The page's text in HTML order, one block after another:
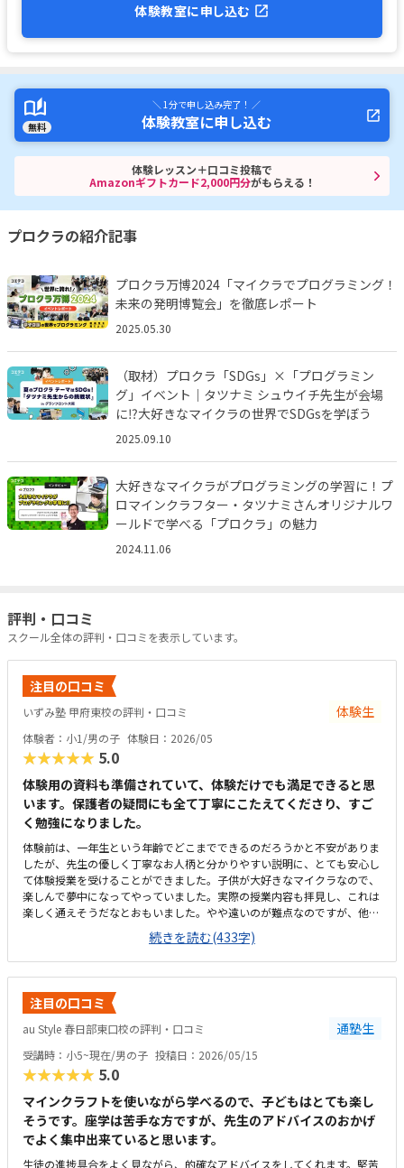
体験教室に申し込む
無料
＼ 1分で申し込み完了！ ／
体験教室に申し込む
体験レッスン＋口コミ投稿で
Amazonギフトカード2,000円分がもらえる！
プロクラの紹介記事
プロクラ万博2024「マイクラでプログラミング！
未来の発明博覧会」を徹底レポート
2025.05.30
（取材）プロクラ「SDGs」×「プログラミン
グ」イベント｜タツナミ シュウイチ先生が会場
に⁉︎大好きなマイクラの世界でSDGsを学ぼう
2025.09.10
大好きなマイクラがプログラミングの学習に！プ
ロマインクラフター・タツナミさんオリジナルワ
ールドで学べる「プロクラ」の魅力
2024.11.06
評判・口コミ
スクール全体の評判・口コミを表示しています。
注目の口コミ
いずみ塾 甲府東校の評判・口コミ 体験生
体験者：小1/男の子 体験日：2026/05
★★★★★ 5.0
体験用の資料も準備されていて、体験だけでも満足できると思
います。保護者の疑問にも全て丁寧にこたえてくださり、すご
く勉強になりました。
体験前は、一年生という年齢でどこまでできるのだろうかと不安がありま
したが、先生の優しく丁寧なお人柄と分かりやすい説明に、とても安心し
て体験授業を受けることができました。子供が大好きなマイクラなので、
楽しんで夢中になってやっていました。実際の授業内容も拝見し、これは
楽しく通えそうだなとおもいました。やや遠いのが難点なのですが、他の
生徒さんも遠くから通われてる方が多いようで、通いにくさがあっても通
わせたい教室の良さがあるのだろうなと感じました。教室は広くて、綺麗
でした。自習環境も整っていて、仕切られてもいるけれど、目が届くよう
な開放的な作りでもあり、考えられた環境だなと感じました。他のプログ
ラミング教室は月2回のところが多かったので、月謝としてみるとやや高
いようにも見受けられましたが、先生がつきっきりで教えてくださるの
で、内容から考えると安いのではと思いました。達成感を感じられるよう
いました。
続きを読む(433字)
注目の口コミ
au Style 春日部東口校の評判・口コミ 通塾生
受講時：小5~現在/男の子 投稿日：2026/05/15
★★★★★ 5.0
マインクラフトを使いながら学べるので、子どもはとても楽し
そうです。座学は苦手な方ですが、先生のアドバイスのおかげ
でよく集中出来ていると思います。
生徒の進捗具合をよく見ながら、的確なアドバイスをしてくれます。堅苦